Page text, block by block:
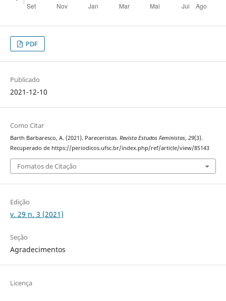
PDF
Publicado
2021-12-10
Como Citar
Barth Barbaresco, A. (2021). Pareceristas. Revista Estudos Feministas, 29(3).
Recuperado de https://periodicos.ufsc.br/index.php/ref/article/view/85143
Fomatos de Citação
Edição
v. 29 n. 3 (2021)
Seção
Agradecimentos
Licença